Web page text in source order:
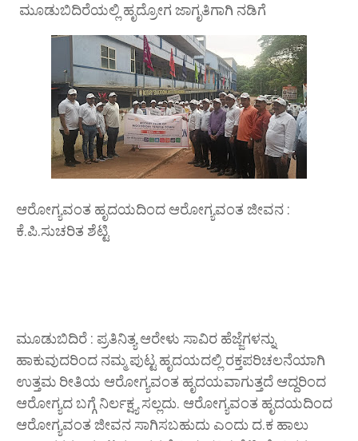
ಮೂಡುಬಿದಿರೆಯಲ್ಲಿ ಹೃದ್ರೋಗ ಜಾಗೃತಿಗಾಗಿ ನಡಿಗೆ
ಆರೋಗ್ಯವಂತ ಹೃದಯದಿಂದ ಆರೋಗ್ಯವಂತ ಜೀವನ :
ಕೆ.ಪಿ.ಸುಚರಿತ ಶೆಟ್ಟಿ
ಮೂಡುಬಿದಿರೆ : ಪ್ರತಿನಿತ್ಯ ಆರೇಳು ಸಾವಿರ ಹೆಜ್ಜೆಗಳನ್ನು
ಹಾಕುವುದರಿಂದ ನಮ್ಮ ಪುಟ್ಟ ಹೃದಯದಲ್ಲಿ ರಕ್ತಪರಿಚಲನೆಯಾಗಿ
ಉತ್ತಮ ರೀತಿಯ ಆರೋಗ್ಯವಂತ ಹೃದಯವಾಗುತ್ತದೆ ಆದ್ದರಿಂದ
ಆರೋಗ್ಯದ ಬಗ್ಗೆ ನಿರ್ಲಕ್ಷ್ಯ ಸಲ್ಲದು. ಆರೋಗ್ಯವಂತ ಹೃದಯದಿಂದ
ಆರೋಗ್ಯವಂತ ಜೀವನ ಸಾಗಿಸಬಹುದು ಎಂದು ದ.ಕ ಹಾಲು